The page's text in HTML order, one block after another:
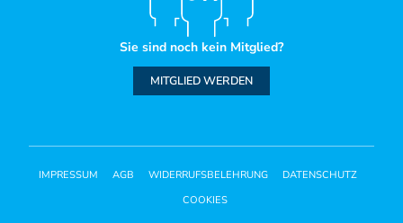
Sie sind noch kein Mitglied?
MITGLIED WERDEN
IMPRESSUM AGB WIDERRUFSBELEHRUNG
DATENSCHUTZ
COOKIES